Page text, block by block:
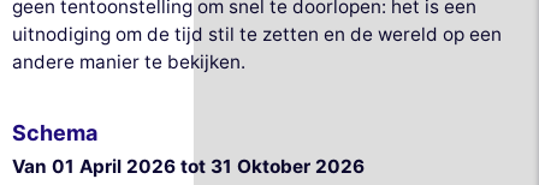
geen tentoonstelling om snel te doorlopen: het is een
uitnodiging om de tijd stil te zetten en de wereld op een
andere manier te bekijken.
Schema
Van 01 April 2026 tot 31 Oktober 2026